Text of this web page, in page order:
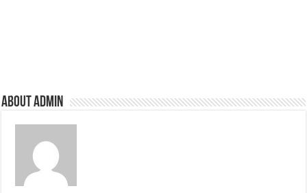
About admin